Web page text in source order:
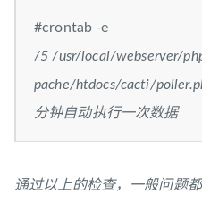
#crontab -e
/5/usr/local/webserver/
pache/htdocs/cacti/
分钟自动执行一次数据
通过以上的检查，一般问题都